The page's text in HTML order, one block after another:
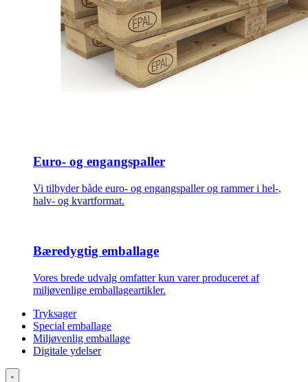
Euro- og engangspaller
Vi tilbyder både euro- og engangspaller og rammer i hel-,
halv- og kvartformat.
Bæredygtig emballage
Vores brede udvalg omfatter kun varer produceret af
miljøvenlige emballageartikler.
Tryksager
Special emballage
Miljøvenlig emballage
Digitale ydelser